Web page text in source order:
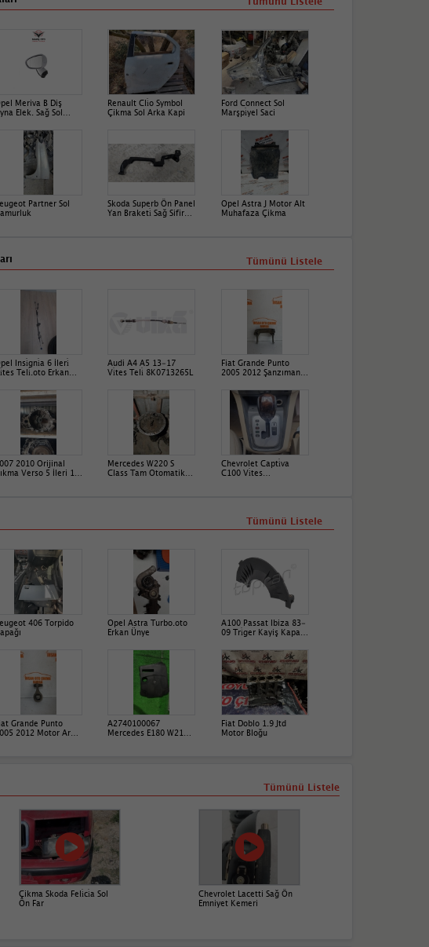
Meriva B Diş
Elek. Sağ Sol
Üzeri̇
Renault Cli̇o Symbol
Çikma Sol Arka Kapi
Ford Connect Sol
Marşpi̇yel Saci
Partner Sol
Skoda Superb Ön Panel
Yan Braketi̇ Sağ Sifir
Opel Astra J Motor Alt
Muhafaza Çikma
Tümünü Listele
Insi̇gni̇a 6 İleri̇
Teli̇.oto Erkan
Audi A4 A5 13-17
Vi̇tes Teli̇ 8K0713265L
Fiat Grande Punto
2005 2012 Şanzıman
55219008
2010 Orijinal
Verso 5 İleri 1Zr
Mercedes W220 S
Class Tam Otomatik
Chevrolet Capti̇va
C100 Vi̇tes
Tümünü Listele
406 Torpido
Opel Astra Turbo.oto
Erkan Ünye
A100 Passat Ibiza 83-
09 Tri̇ger Kayiş Kapaği
Grande Punto
2012 Motor Arka
A2740100067
Mercedes E180 W212
Fiat Doblo 1.9 Jtd
Motor Bloğu
Tümünü Listele
Çikma Skoda Feli̇ci̇a Sol
Ön Far
Chevrolet Lacetti Sağ Ön
Emniyet Kemeri